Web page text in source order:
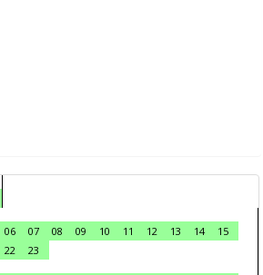
06 07 08 09 10 11 12 13 14
15
22
23